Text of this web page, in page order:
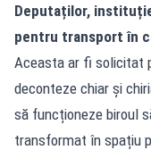
Deputaților,
pentru transport în
Aceasta ar fi solicitat
deconteze chiar și
să funcționeze biroul
transformat în spațiu